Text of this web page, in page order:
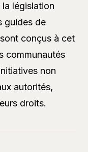
législation
guides de
conçus à cet
communautés
non
autorités,
droits.